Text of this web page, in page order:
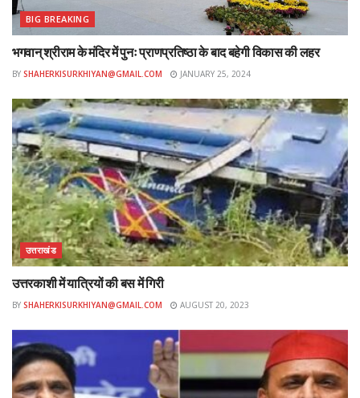
BIG BREAKING
भगवान् श्रीराम के मंदिर में पुनः प्राणप्रतिष्ठा के बाद बहेगी विकास की लहर
BY SHAHERKISURKHIYAN@GMAIL.COM JANUARY 25, 2024
उत्तराखंड
उत्तरकाशी में यात्रियों की बस में गिरी
BY SHAHERKISURKHIYAN@GMAIL.COM AUGUST 20, 2023